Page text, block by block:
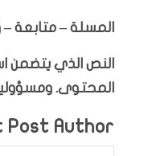
المسلة – متابعة –
النص الذي يتضمن
المحتوى.
Post Author